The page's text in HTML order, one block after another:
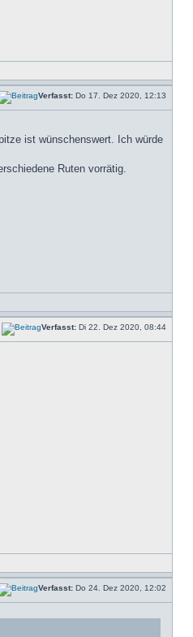
Verfasst: Do 17. Dez 2020, 12:13
ist wünschenswert. Ich würde
Ruten vorrätig.
Verfasst: Di 22. Dez 2020, 08:44
Verfasst: Do 24. Dez 2020, 12:02